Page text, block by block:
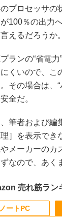
のプロセッサ
100％の出力
えるだろうか。
ランの“省電力
くいので、こ
その場合は、
全だ。
筆者および編
］を表示でき
メーカーのカ
なので、あく
売れ筋ラン
ノートPC